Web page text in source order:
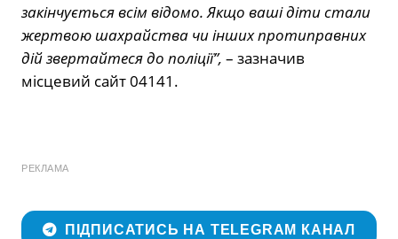
закінчується всім відомо. Якщо ваші діти стали
жертвою шахрайства чи інших протиправних
дій звертайтеся до поліції”, – зазначив
місцевий сайт 04141.
РЕКЛАМА
ПІДПИСАТИСЬ НА TELEGRAM КАНАЛ